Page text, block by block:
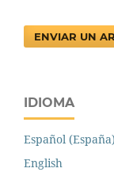
ENVIAR UN
IDIOMA
Español (España)
English